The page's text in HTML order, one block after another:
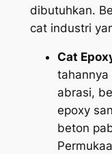
dibutuhkan.
cat industri
Cat
tahannya
abrasi,
epoxy
beton